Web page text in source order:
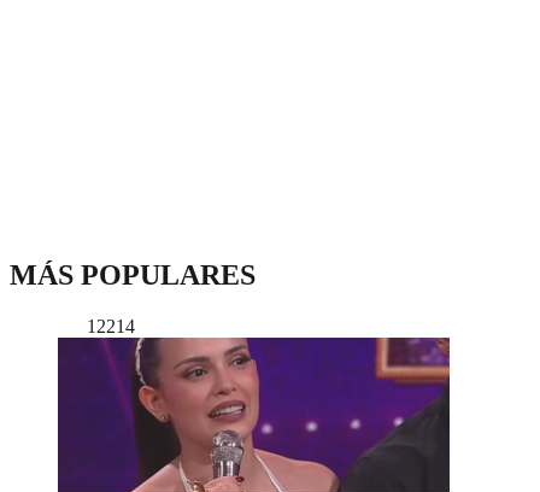
MÁS POPULARES
12214